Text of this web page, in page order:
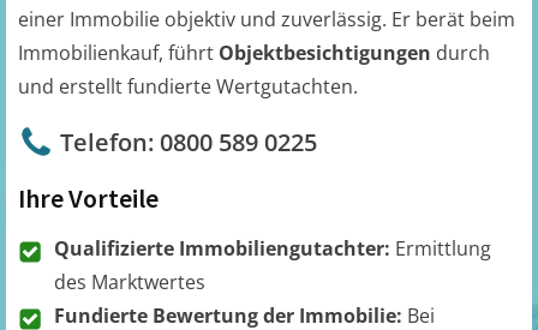
einer Immobilie objektiv und zuverlässig. Er berät beim
Immobilienkauf, führt Objektbesichtigungen durch
und erstellt fundierte Wertgutachten.
Telefon: 0800 589 0225
Ihre Vorteile
Qualifizierte Immobiliengutachter: Ermittlung
des Marktwertes
Fundierte Bewertung der Immobilie: Bei